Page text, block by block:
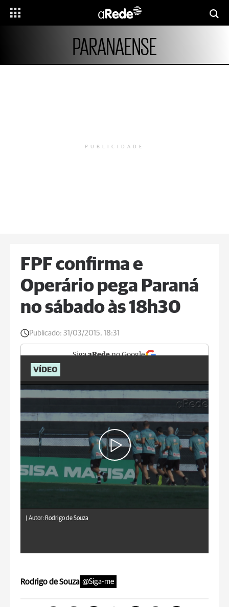
PARANAENSE
PUBLICIDADE
FPF confirma e
Operário pega Paraná
no sábado às 18h30
Publicado: 31/03/2015, 18:31
SigaaRedeno Google
VÍDEO
Autor: Rodrigo de Souza
Rodrigo de Souza @Siga-me